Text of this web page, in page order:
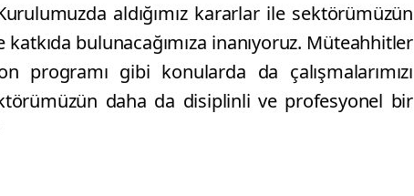
aldığımız kararlar ile sektörümüzün
bulunacağımıza inanıyoruz. Müteahhitler
programı gibi konularda da çalışmalarımızı
daha da disiplinli ve profesyonel bir